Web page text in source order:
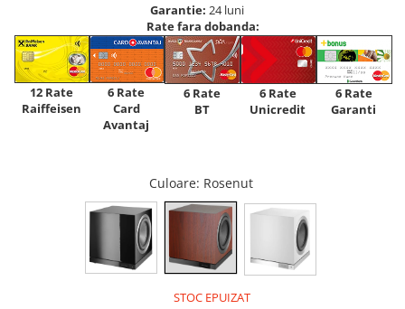
Garantie: 24 luni
Rate fara dobanda:
12 Rate
Raiffeisen
6 Rate
Card
Avantaj
6 Rate
BT
6 Rate
Unicredit
6 Rate
Garanti
Culoare: Rosenut
STOC EPUIZAT